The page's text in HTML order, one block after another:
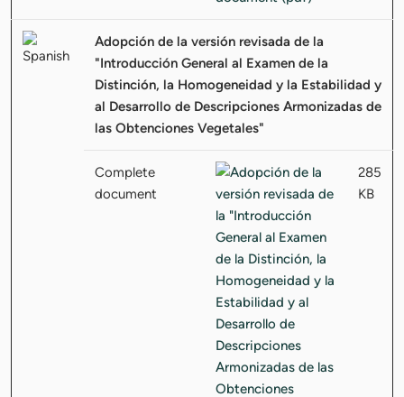
Adopción de la versión revisada de la
"Introducción General al Examen de la
Distinción, la Homogeneidad y la Estabilidad y
al Desarrollo de Descripciones Armonizadas de
las Obtenciones Vegetales"
Complete
document
285
KB